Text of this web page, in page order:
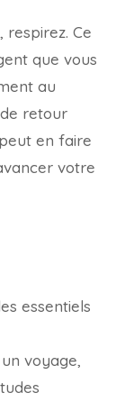
Ce
que vous
au
retour
en faire
votre
essentiels
voyage,